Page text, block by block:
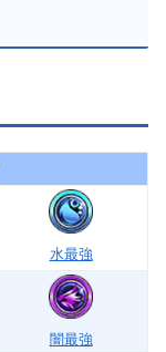
水最強
闇最強